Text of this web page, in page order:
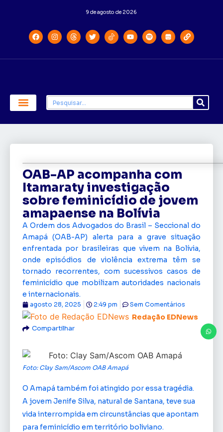
9 de agosto de 2026
OAB-AP acompanha com
Itamaraty investigação
sobre feminicídio de jovem
amapaense na Bolívia
A Ordem dos Advogados do Brasil – Seccional do
Amapá (OAB-AP) alerta para a grave situação
enfrentada por brasileiras que vivem na Bolívia,
onde episódios de violência extrema têm se
tornado recorrentes, com sucessivos casos de
feminicídio que mobilizam autoridades nacionais
e internacionais.
Redação EDNews
agosto 28, 2025 2:49 pm Sem Comentários
Compartilhar
Foto: Clay Sam/Ascom OAB Amapá
O Amapá também foi atingido por essa tragédia.
A jovem Jenife Silva, natural de Santana, teve sua
vida interrompida em circunstâncias que apontam
para feminicídio em território boliviano.